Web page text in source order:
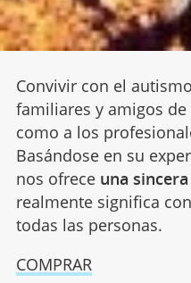
Convivir con el
familiares y amigos
como a los
Basándose en su
nos ofrece una
realmente significa
todas las personas.
COMPRAR